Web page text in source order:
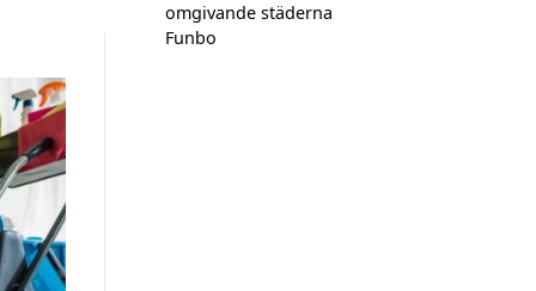
omgivande städerna
Funbo